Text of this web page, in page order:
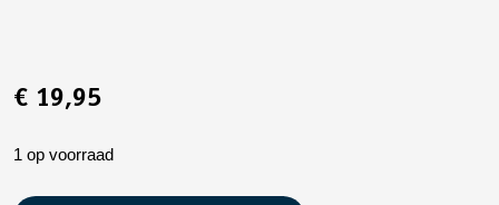
€ 19,95
1 op voorraad